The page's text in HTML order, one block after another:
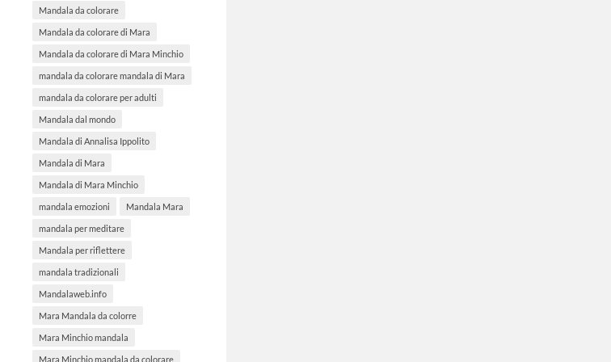
Mandala da colorare
Mandala da colorare di Mara
Mandala da colorare di Mara Minchio
mandala da colorare mandala di Mara
mandala da colorare per adulti
Mandala dal mondo
Mandala di Annalisa Ippolito
Mandala di Mara
Mandala di Mara Minchio
mandala emozioni Mandala Mara
mandala per meditare
Mandala per riflettere
mandala tradizionali
Mandalaweb.info
Mara Mandala da colorre
Mara Minchio mandala
Mara Minchio mandala da colorare